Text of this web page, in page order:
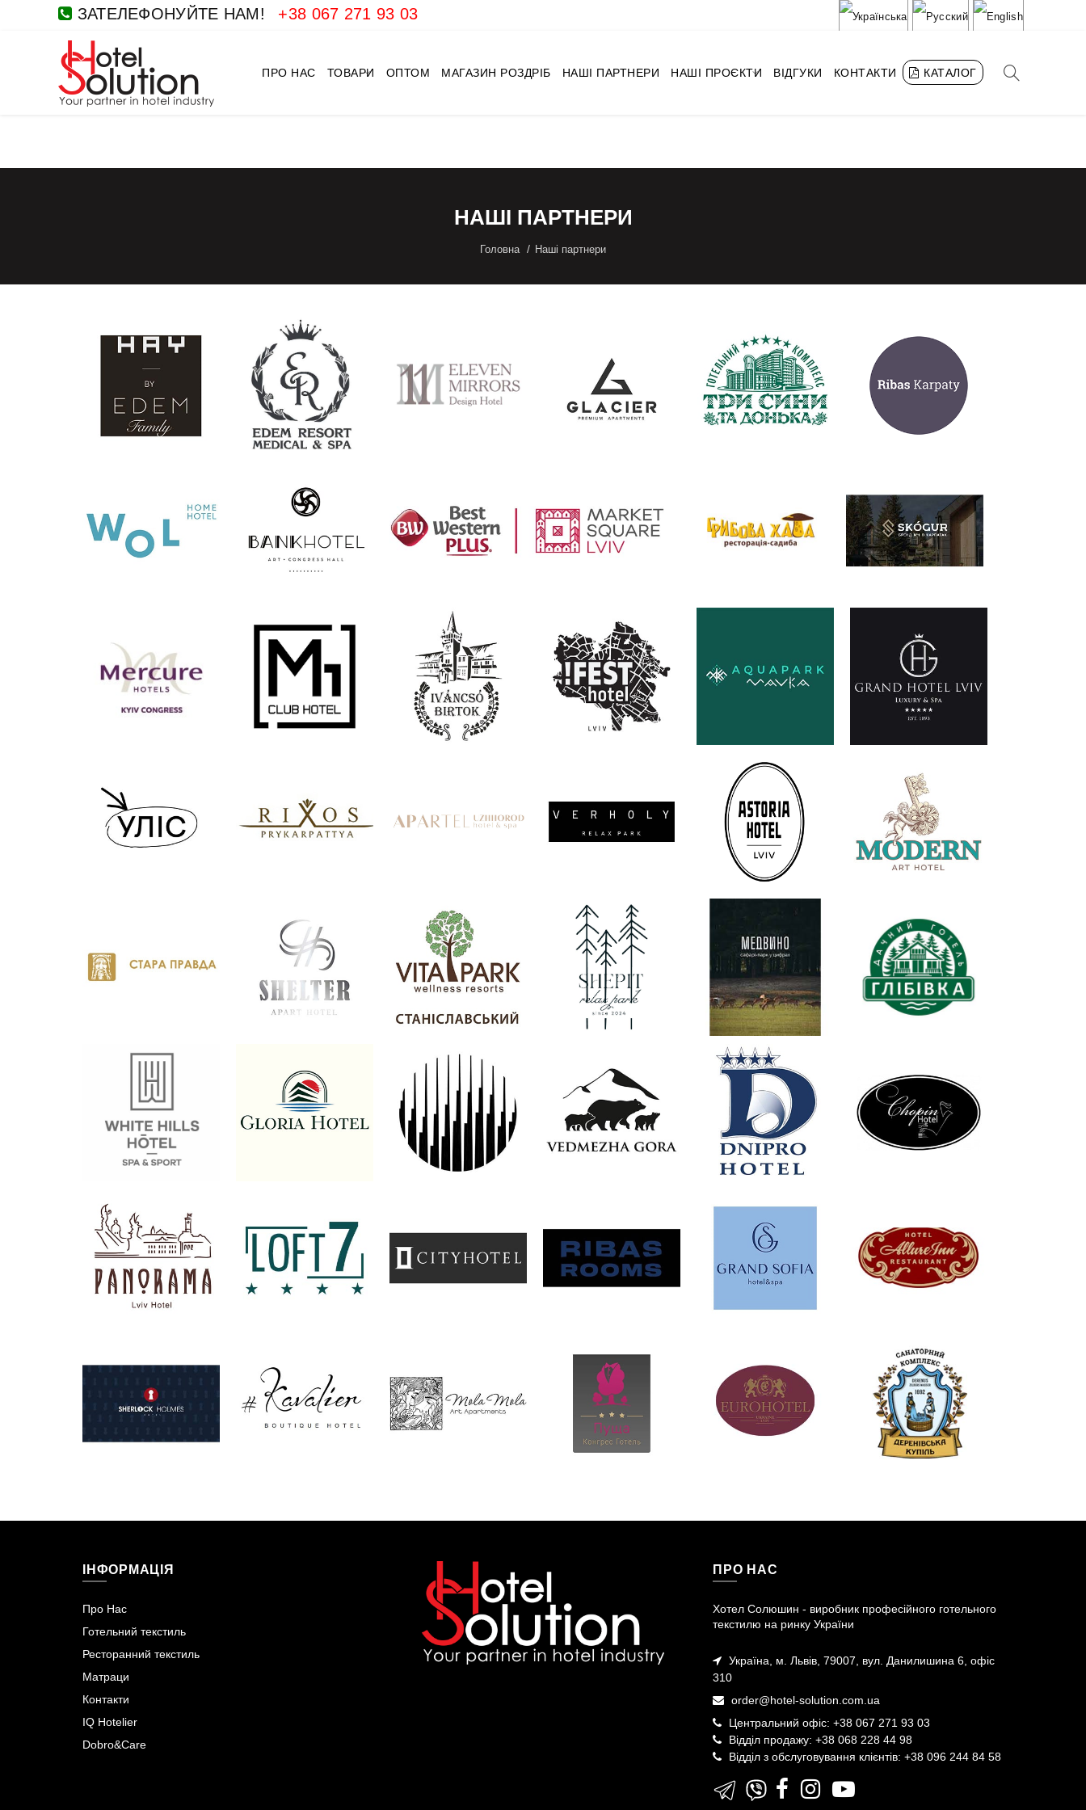
ЗАТЕЛЕФОНУЙТЕ НАМ! +38 067 271 93 03
ПРО НАС ТОВАРИ ОПТОМ МАГАЗИН РОЗДРІБ НАШІ ПАРТНЕРИ НАШІ ПРОЄКТИ ВІДГУКИ КОНТАКТИ КАТАЛОГ
НАШІ ПАРТНЕРИ
Головна Наші партнери
ІНФОРМАЦІЯ
Про Нас
Готельний текстиль
Ресторанний текстиль
Матраци
Контакти
IQ Hotelier
Dobro&Care
ПРО НАС
Хотел Солюшин - виробник професійного готельного
текстилю на ринку України
Україна, м. Львів, 79007, вул. Данилишина 6, офіс
310
order@hotel-solution.com.ua
Центральний офіс: +38 067 271 93 03
Відділ продажу: +38 068 228 44 98
Відділ з обслуговування клієнтів: +38 096 244 84 58